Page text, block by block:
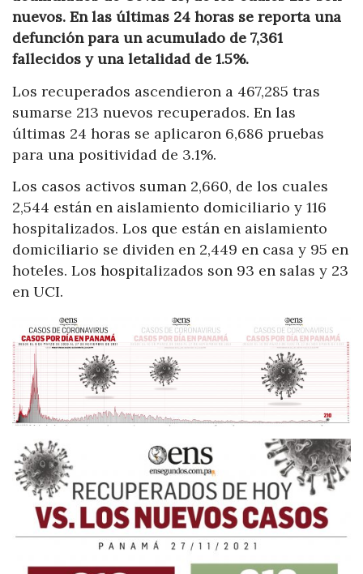
nuevos. En las últimas 24 horas se reporta una
defunción para un acumulado de 7,361
fallecidos y una letalidad de 1.5%.
Los recuperados ascendieron a 467,285 tras
sumarse 213 nuevos recuperados. En las
últimas 24 horas se aplicaron 6,686 pruebas
para una positividad de 3.1%.
Los casos activos suman 2,660, de los cuales
2,544 están en aislamiento domiciliario y 116
hospitalizados. Los que están en aislamiento
domiciliario se dividen en 2,449 en casa y 95 en
hoteles. Los hospitalizados son 93 en salas y 23
en UCI.